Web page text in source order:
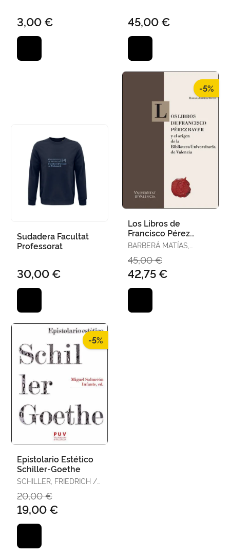
3,00 € 45,00 €
Sudadera Facultat
Professorat
30,00 €
-5%
Los Libros de
Francisco Pérez
Bayer y el Origen de
Universitaria D
BARBERÁ MATÍAS,
45,00 €
42,75 €
-5%
Epistolario Estético
Schiller-Goethe
SCHILLER, FRIEDRICH /
WOLFGANG
20,00 €
19,00 €